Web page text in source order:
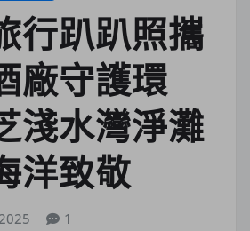
行趴趴照攜
廠守護環
水灣淨灘
洋致敬
1